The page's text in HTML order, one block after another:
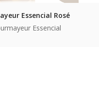
Essencial Rosé
Essencial